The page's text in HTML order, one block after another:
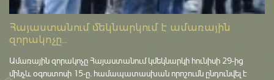
Հայաստանում մեկնարկում է ամառային
զորակոչը...
Ամառային զորակոչը Հայաստանում կմեկնարկի հունիսի 29-ից
մինչև օգոստոսի 15-ը․ համապատասխան որոշումն ընդունվել է